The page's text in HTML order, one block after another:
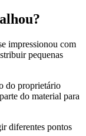
impressionou com
pequenas
do proprietário
do material para
diferentes pontos